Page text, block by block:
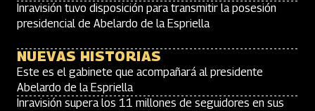
Inravisión tuvo disposición para transmitir la posesión
presidencial de Abelardo de la Espriella
NUEVAS HISTORIAS
Este es el gabinete que acompañará al presidente
Abelardo de la Espriella
Inravisión supera los 11 millones de seguidores en sus